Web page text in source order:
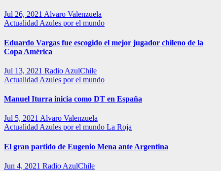
Jul 26, 2021 Alvaro Valenzuela
Actualidad Azules por el mundo
Eduardo Vargas fue escogido el mejor jugador chileno de la
Copa América
Jul 13, 2021 Radio AzulChile
Actualidad Azules por el mundo
Manuel Iturra inicia como DT en España
Jul 5, 2021 Alvaro Valenzuela
Actualidad Azules por el mundo La Roja
El gran partido de Eugenio Mena ante Argentina
Jun 4, 2021 Radio AzulChile